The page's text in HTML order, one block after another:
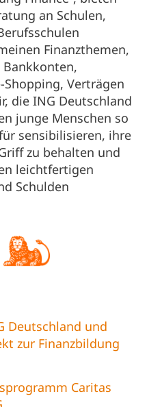
an Schulen,
Finanzthemen,
Verträgen
die ING Deutschland
junge Menschen so
sensibilisieren, ihre
zu behalten und
leichtfertigen
Schulden
Deutschland und
zur Finanzbildung
Caritas